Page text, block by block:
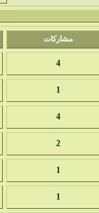
مشاركات
4
1
4
2
1
1